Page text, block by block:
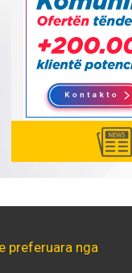
preferuara nga